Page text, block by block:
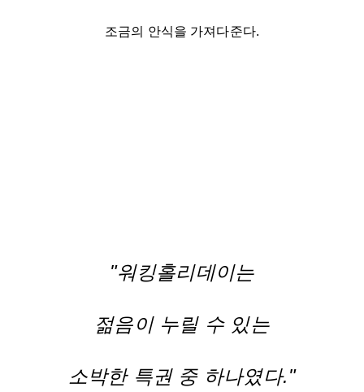
조금의 안식을 가져다준다.
"워킹홀리데이는
젊음이 누릴 수 있는
소박한 특권 중 하나였다."